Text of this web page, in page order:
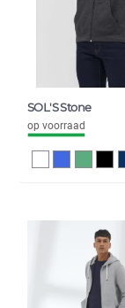
SOL'S Stone
op voorraad